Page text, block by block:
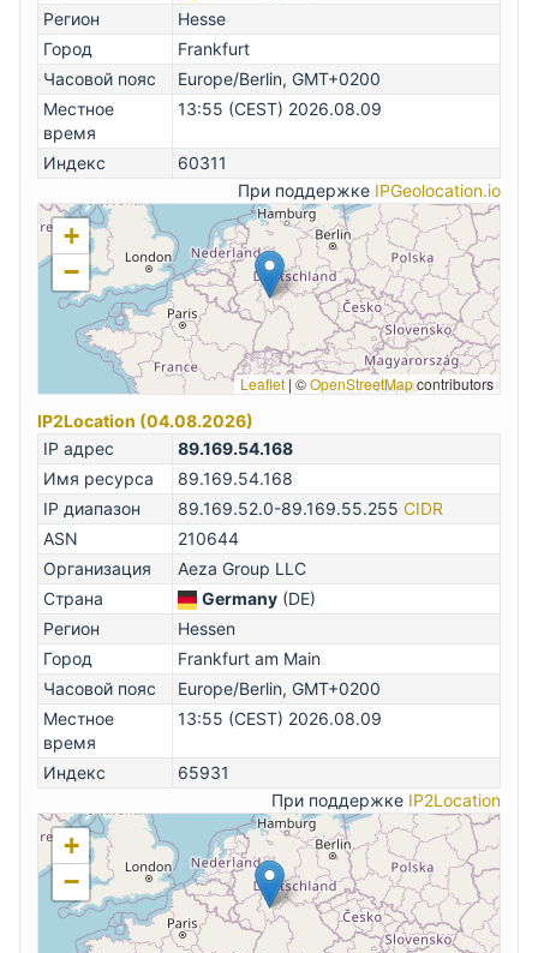
Регион
Hesse
Город
Frankfurt
Часовой пояс
Europe/Berlin, GMT+0200
Местное
время
13:55 (CEST) 2026.08.09
Индекс
60311
При поддержке IPGeolocation.io
+
−
Leaflet | ©OpenStreetMapcontributors
IP2Location (04.08.2026)
IP адрес
89.169.54.168
Имя ресурса
89.169.54.168
IP диапазон
89.169.52.0-89.169.55.255 CIDR
ASN
210644
Организация
Aeza Group LLC
Страна
Germany (DE)
Регион
Hessen
Город
Frankfurt am Main
Часовой пояс
Europe/Berlin, GMT+0200
Местное
время
13:55 (CEST) 2026.08.09
Индекс
65931
При поддержке IP2Location
+
−